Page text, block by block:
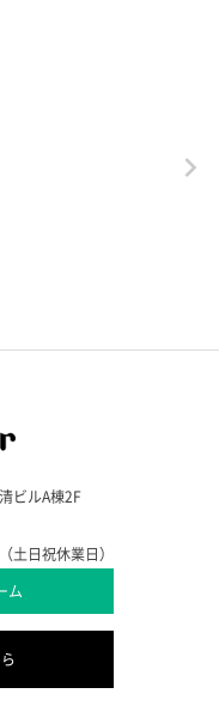
ビルA棟2F
土日祝休業日）
ム